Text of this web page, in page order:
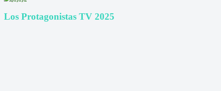
Los Protagonistas TV 2025